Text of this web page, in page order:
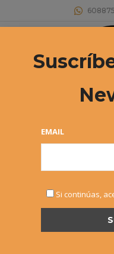
Buscar:
EMAIL
Si continúas,